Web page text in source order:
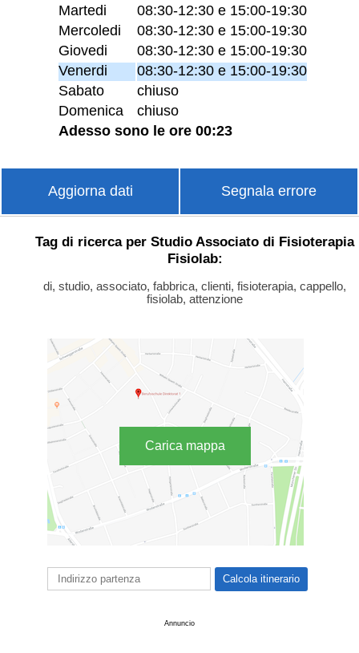
Martedi
08:30-12:30 e 15:00-19:30
Mercoledi
08:30-12:30 e 15:00-19:30
Giovedi
08:30-12:30 e 15:00-19:30
Venerdi
08:30-12:30 e 15:00-19:30
Sabato
chiuso
Domenica
chiuso
Adesso sono le ore 00:23
Aggiorna dati Segnala errore
Tag di ricerca per Studio Associato di Fisioterapia
Fisiolab:
di, studio, associato, fabbrica, clienti, fisioterapia, cappello,
fisiolab, attenzione
Carica mappa
Annuncio